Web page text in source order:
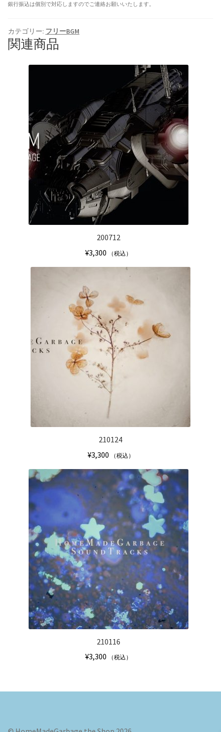
銀行振込は個別で対応しますのでご連絡お願いいたします。
カテゴリー: フリーBGM
関連商品
200712
¥3,300 （税込）
210124
¥3,300 （税込）
210116
¥3,300 （税込）